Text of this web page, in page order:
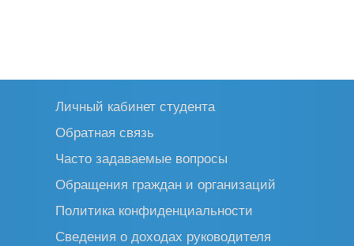
Личный кабинет студента
Обратная связь
Часто задаваемые вопросы
Обращения граждан и организаций
Политика конфиденциальности
Сведения о доходах руководителя